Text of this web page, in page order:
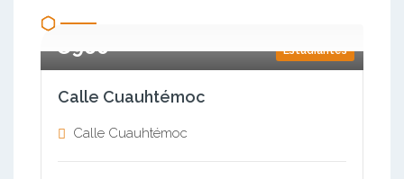
Estudiantes
€960
Calle Cuauhtémoc
Calle Cuauhtémoc